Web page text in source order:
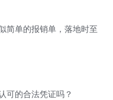
简单的报销单，落地时至
可的合法凭证吗？